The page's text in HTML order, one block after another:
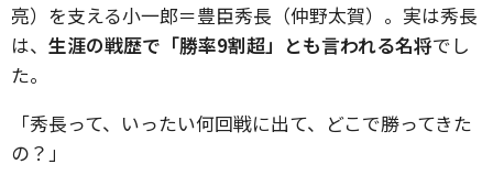
亮）を支える小一郎＝豊臣秀長（仲野太賀）。実は秀長
は、 生涯の戦歴で「勝率9割超」とも言われる名将でし
た。
「秀長って、いったい何回戦に出て、どこで勝ってきた
の？」